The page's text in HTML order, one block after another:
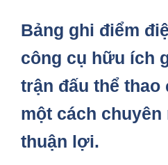
Bảng ghi điểm
công cụ hữu ích
trận đấu thể
một cách chuyên
thuận lợi.